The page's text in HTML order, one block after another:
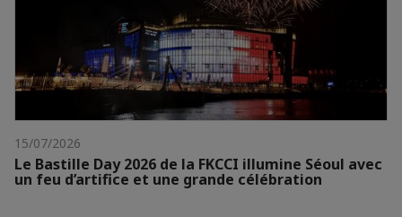
15/07/2026
Le Bastille Day 2026 de la FKCCI illumine Séoul avec
un feu d’artifice et une grande célébration